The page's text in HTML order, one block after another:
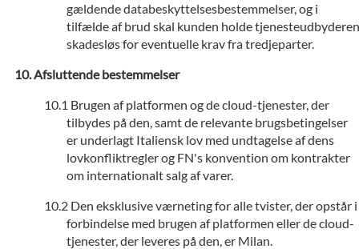
gældende databeskyttelsesbestemmelser, og i
tilfælde af brud skal kunden holde tjenesteudbyderen
skadesløs for eventuelle krav fra tredjeparter.
Afsluttende bestemmelser
Brugen af platformen og de cloud-tjenester, der
tilbydes på den, samt de relevante brugsbetingelser
er underlagt Italiensk lov med undtagelse af dens
lovkonfliktregler og FN's konvention om kontrakter
om internationalt salg af varer.
Den eksklusive værneting for alle tvister, der opstår i
forbindelse med brugen af platformen eller de cloud-
tjenester, der leveres på den, er Milan.